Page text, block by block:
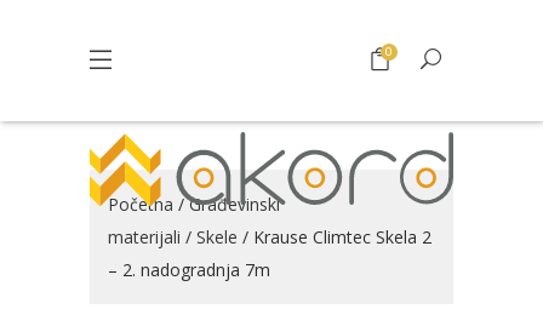
0
Početna /Građevinski
materijali / Skele / Krause Climtec Skela 2
– 2. nadogradnja 7m